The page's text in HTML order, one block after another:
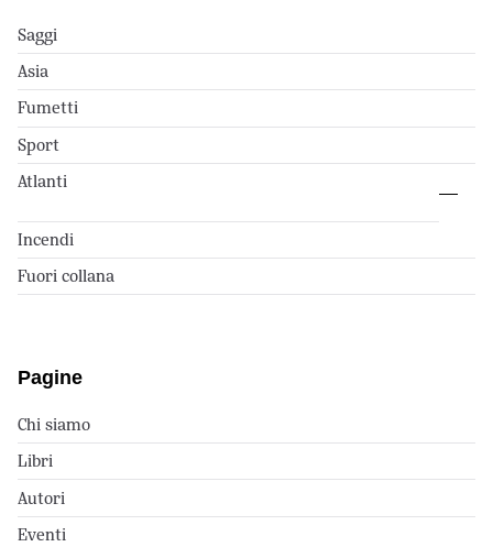
Saggi
Asia
Fumetti
Sport
Atlanti
Incendi
Fuori collana
Pagine
Chi siamo
Libri
Autori
Eventi